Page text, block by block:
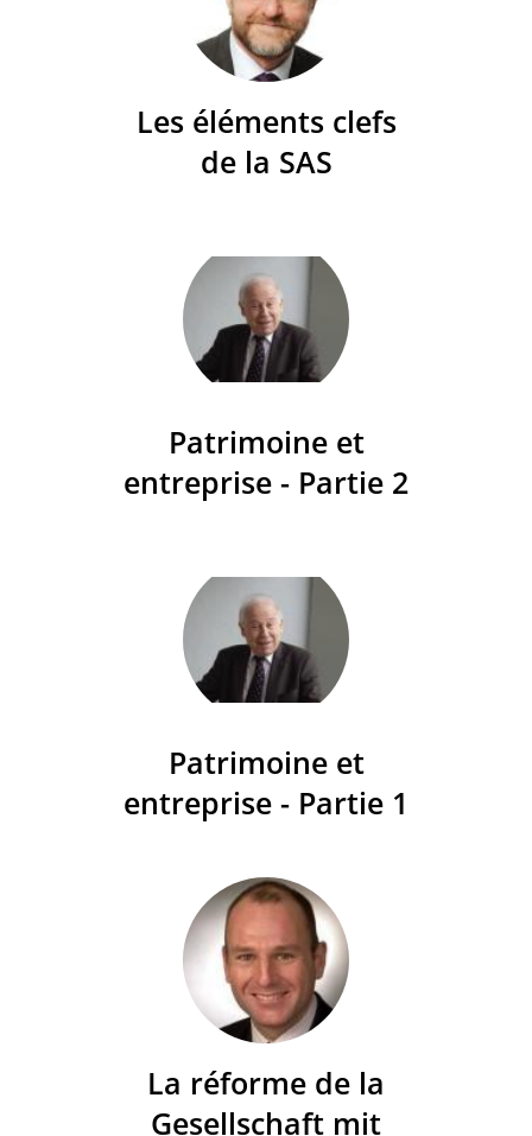
Les éléments clefs
de la SAS
Patrimoine et
entreprise - Partie 2
Patrimoine et
entreprise - Partie 1
La réforme de la
Gesellschaft mit